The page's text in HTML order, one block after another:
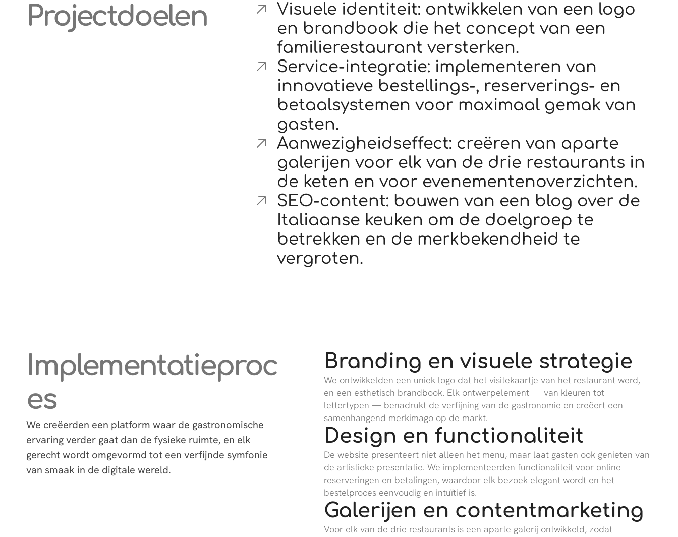
Projectdoelen
Visuele identiteit: ontwikkelen van een logo
en brandbook die het concept van een
familierestaurant versterken.
Service-integratie: implementeren van
innovatieve bestellings-, reserverings- en
betaalsystemen voor maximaal gemak van
gasten.
Aanwezigheidseffect: creëren van aparte
galerijen voor elk van de drie restaurants in
de keten en voor evenementenoverzichten.
SEO-content: bouwen van een blog over de
Italiaanse keuken om de doelgroep te
betrekken en de merkbekendheid te
vergroten.
Implementatieproc
es
We creëerden een platform waar de gastronomische
ervaring verder gaat dan de fysieke ruimte, en elk
gerecht wordt omgevormd tot een verfijnde symfonie
van smaak in de digitale wereld.
Branding en visuele strategie
We ontwikkelden een uniek logo dat het visitekaartje van het restaurant werd,
en een esthetisch brandbook. Elk ontwerpelement — van kleuren tot
lettertypen — benadrukt de verfijning van de gastronomie en creëert een
samenhangend merkimago op de markt.
Design en functionaliteit
De website presenteert niet alleen het menu, maar laat gasten ook genieten van
de artistieke presentatie. We implementeerden functionaliteit voor online
reserveringen en betalingen, waardoor elk bezoek elegant wordt en het
bestelproces eenvoudig en intuïtief is.
Galerijen en contentmarketing
Voor elk van de drie restaurants is een aparte galerij ontwikkeld, zodat